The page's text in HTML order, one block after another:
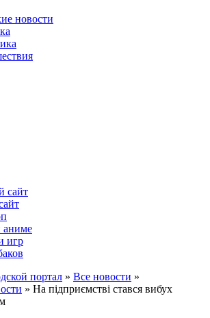
новости
сайт
аниме
игр
портал » Все новости »
» На підприємстві стався вибух